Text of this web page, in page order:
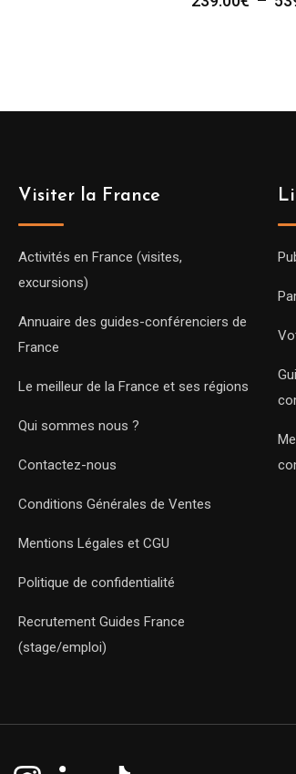
Visiter la France
Activités en France (visites,
excursions)
Annuaire des guides-conférenciers de
France
Le meilleur de la France et ses régions
Qui sommes nous ?
Contactez-nous
Conditions Générales de Ventes
Mentions Légales et CGU
Politique de confidentialité
Recrutement Guides France
(stage/emploi)